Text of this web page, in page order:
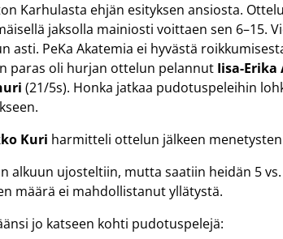
Karhulasta ehjän esityksen ansiosta.
jaksolla mainiosti voittaen sen 6–15.
asti. PeKa Akatemia ei hyvästä
paras oli hurjan ottelun pelannut Iisa-Erika
(21/5s). Honka jatkaa pudotuspeleihin
Kuri harmitteli ottelun jälkeen
alkuun ujosteltiin, mutta saatiin heidän 5
määrä ei mahdollistanut yllätystä.
jo katseen kohti pudotuspelejä: